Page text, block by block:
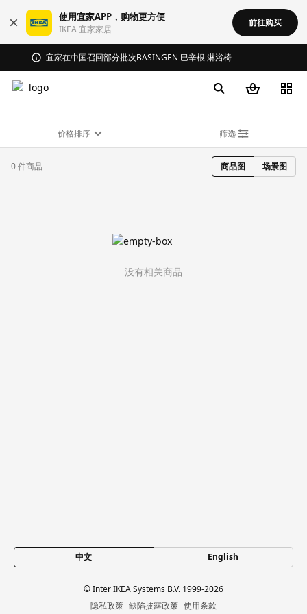
使用宜家APP，购物更方便
IKEA 宜家家居
前往购买
宜家在中国召回部分批次BÄSINGEN 巴辛根 淋浴椅
价格排序 筛选
0 件商品 商品图 场景图
没有相关商品
中文 English
© Inter IKEA Systems B.V. 1999-2026
隐私政策 缺陷披露政策 使用条款